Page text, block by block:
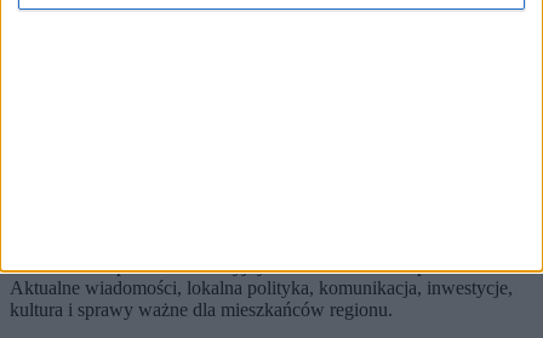
KRKnews to portal informacyjny o Krakowie i Małopolsce.
Aktualne wiadomości, lokalna polityka, komunikacja, inwestycje,
kultura i sprawy ważne dla mieszkańców regionu.